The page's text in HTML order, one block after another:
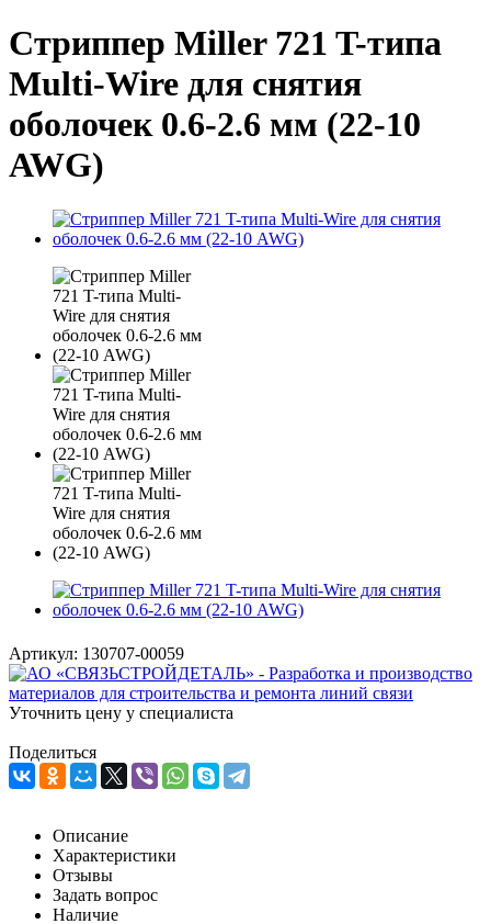
Стриппер Miller 721 T-типа
Multi-Wire для снятия
оболочек 0.6-2.6 мм (22-10
AWG)
Артикул: 130707-00059
Уточнить цену у специалиста
Поделиться
Описание
Характеристики
Отзывы
Задать вопрос
Наличие